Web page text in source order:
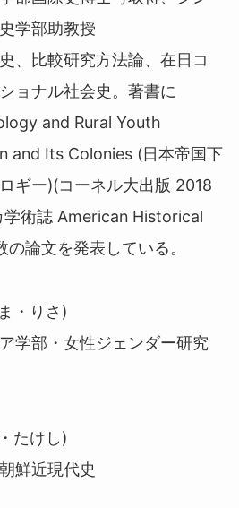
学部助教授
、比較研究方法論、在日コ
ョナル社会史。著書に
and Rural Youth
and Its Colonies (日本帝国下
ギー)(コーネル大出版 2018
学術誌 American Historical
論文を発表している。
・りさ)
学部・女性ジェンダー研究
たけし)
鮮近現代史